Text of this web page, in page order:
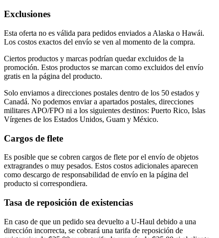
Exclusiones
Esta oferta no es válida para pedidos enviados a Alaska o Hawái.
Los costos exactos del envío se ven al momento de la compra.
Ciertos productos y marcas podrían quedar excluidos de la
promoción. Estos productos se marcan como excluidos del envío
gratis en la página del producto.
Solo enviamos a direcciones postales dentro de los 50 estados y
Canadá. No podemos enviar a apartados postales, direcciones
militares APO/FPO ni a los siguientes destinos: Puerto Rico, Islas
Vírgenes de los Estados Unidos, Guam y México.
Cargos de flete
Es posible que se cobren cargos de flete por el envío de objetos
extragrandes o muy pesados. Estos costos adicionales aparecen
como descargo de responsabilidad de envío en la página del
producto si correspondiera.
Tasa de reposición de existencias
En caso de que un pedido sea devuelto a U-Haul debido a una
dirección incorrecta, se cobrará una tarifa de reposición de